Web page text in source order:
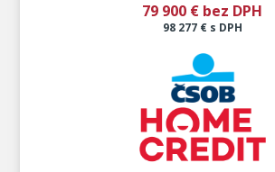
79 900 € bez DPH
98 277 € s DPH